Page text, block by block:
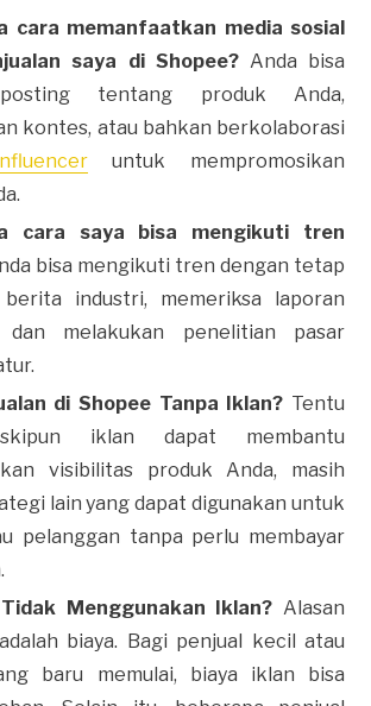
cara memanfaatkan media sosial
saya di Shopee?Anda bisa
tentang produk Anda,
kontes, atau bahkan berkolaborasi
untuk mempromosikan
cara saya bisa mengikuti tren
bisa mengikuti tren dengan tetap
industri, memeriksa laporan
dan melakukan penelitian pasar
di Shopee Tanpa Iklan? Tentu
iklan dapat membantu
visibilitas produk Anda, masih
lain yang dapat digunakan untuk
pelanggan tanpa perlu membayar
Menggunakan Iklan? Alasan
biaya. Bagi penjual kecil atau
baru memulai, biaya iklan bisa